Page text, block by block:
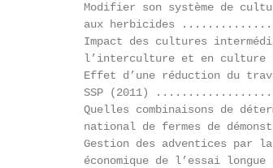
Modifier son système de
aux herbicides
Impact des cultures
l’interculture et en culture
Effet d’une réduction du
SSP (2011)
Quelles combinaisons de
national de fermes de
Gestion des adventices par
économique de l’essai longue